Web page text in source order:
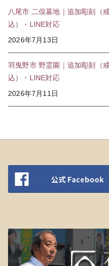
八尾市 二俣墓地｜追加彫刻（
込）・LINE対応
2026年7月13日
羽曳野市 野霊園｜追加彫刻（
込）・LINE対応
2026年7月11日